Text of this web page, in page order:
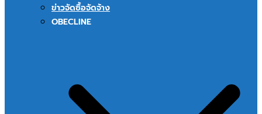
ข่าวจัดซื้อจัดจ้าง
OBECLINE